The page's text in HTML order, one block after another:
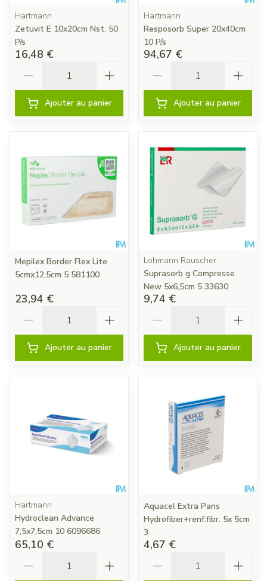
Hartmann
Zetuvit E 10x20cm Nst. 50
P/s
16,48 €
Ajouter au panier
Hartmann
Resposorb Super 20x40cm
10 P/s
94,67 €
Ajouter au panier
Mepilex Border Flex Lite
5cmx12,5cm 5 581100
23,94 €
Ajouter au panier
Lohmann Rauscher
Suprasorb g Compresse
New 5x6,5cm 5 33630
9,74 €
Ajouter au panier
Hartmann
Hydroclean Advance
7,5x7,5cm 10 6096686
65,10 €
Aquacel Extra Pans
Hydrofiber+renf.fibr. 5x 5cm
3
4,67 €